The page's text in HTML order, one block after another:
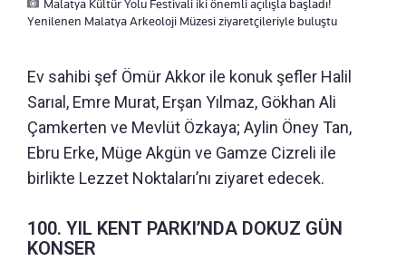
Malatya Kültür Yolu Festivali iki önemli açılışla başladı!
Yenilenen Malatya Arkeoloji Müzesi ziyaretçileriyle buluştu
Ev sahibi şef Ömür Akkor ile konuk şefler Halil
Sarıal, Emre Murat, Erşan Yılmaz, Gökhan Ali
Çamkerten ve Mevlüt Özkaya; Aylin Öney Tan,
Ebru Erke, Müge Akgün ve Gamze Cizreli ile
birlikte Lezzet Noktaları’nı ziyaret edecek.
100. YIL KENT PARKI’NDA DOKUZ GÜN
KONSER